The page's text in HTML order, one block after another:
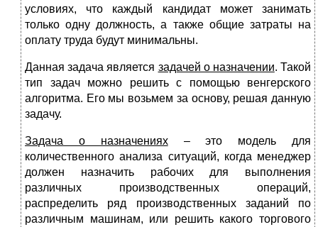
условиях, что каждый кандидат может занимать
только одну должность, а также общие затраты на
оплату труда будут минимальны.
Данная задача является задачей о назначении. Такой
тип задач можно решить с помощью венгерского
алгоритма. Его мы возьмем за основу, решая данную
задачу.
Задача о назначениях– это модель для
количественного анализа ситуаций, когда менеджер
должен назначить рабочих для выполнения
различных производственных операций,
распределить ряд производственных заданий по
различным машинам, или решить какого торгового